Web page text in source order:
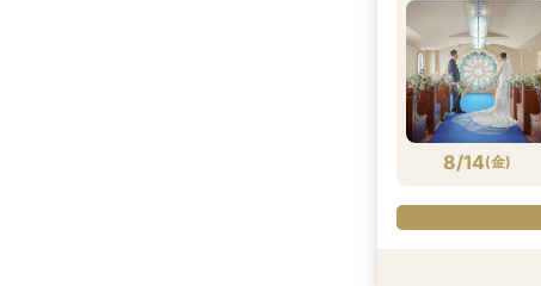
8/13(木 )
8/13(木 )
8/14(金)